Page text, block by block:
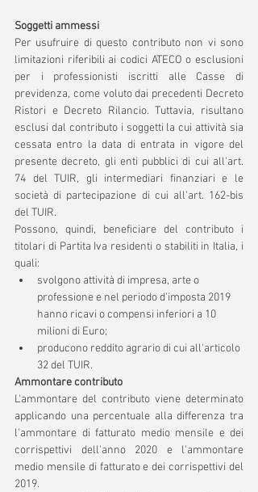
Soggetti ammessi
Per usufruire di questo contributo non vi sono
limitazioni riferibili ai codici ATECO o esclusioni
per i professionisti iscritti alle Casse di
previdenza, come voluto dai precedenti Decreto
Ristori e Decreto Rilancio. Tuttavia, risultano
esclusi dal contributo i soggetti la cui attività sia
cessata entro la data di entrata in vigore del
presente decreto, gli enti pubblici di cui all'art.
74 del TUIR, gli intermediari finanziari e le
società di partecipazione di cui all'art. 162-bis
del TUIR.
Possono, quindi, beneficiare del contributo i
titolari di Partita Iva residenti o stabiliti in Italia, i
quali:
svolgono attività di impresa, arte o
professione e nel periodo d'imposta 2019
hanno ricavi o compensi inferiori a 10
milioni di Euro;
producono reddito agrario di cui all'articolo
32 del TUIR.
Ammontare contributo
L'ammontare del contributo viene determinato
applicando una percentuale alla differenza tra
l'ammontare di fatturato medio mensile e dei
corrispettivi dell'anno 2020 e l'ammontare
medio mensile di fatturato e dei corrispettivi del
2019.